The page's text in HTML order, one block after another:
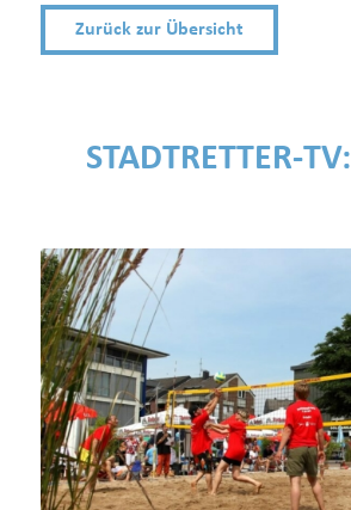
Zurück zur Übersicht
STADTRETTER-TV: